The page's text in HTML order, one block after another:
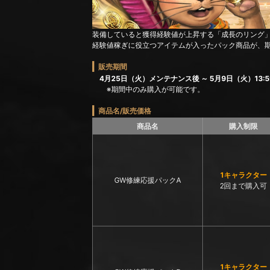
装備していると獲得経験値が上昇する「成長のリング」
経験値稼ぎに役立つアイテムが入ったパック商品が、
販売期間
4月25日（火）メンテナンス後 ～ 5月9日（火）
※期間中のみ購入が可能です。
商品名/販売価格
商品名
購入制限
GW修練応援パックA
1キャラクター
2回まで購入可
1キャラクター